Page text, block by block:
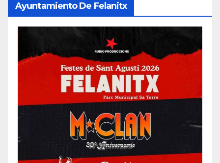
Ayuntamiento De Felanitx